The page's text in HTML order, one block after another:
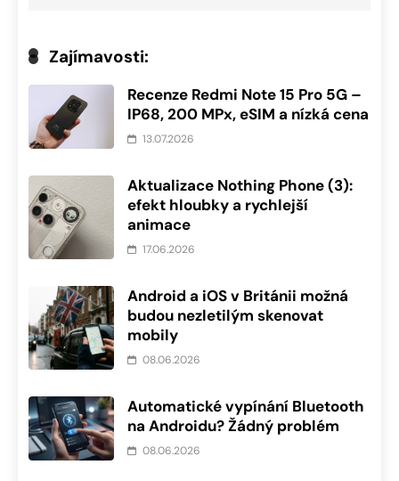
Zajímavosti:
Recenze Redmi Note 15 Pro 5G –
IP68, 200 MPx, eSIM a nízká cena
13.07.2026
Aktualizace Nothing Phone (3):
efekt hloubky a rychlejší
animace
17.06.2026
Android a iOS v Británii možná
budou nezletilým skenovat
mobily
08.06.2026
Automatické vypínání Bluetooth
na Androidu? Žádný problém
08.06.2026